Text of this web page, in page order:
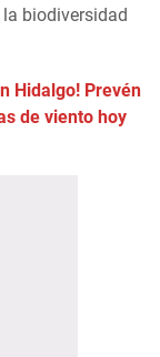
biodiversidad
Hidalgo! Prevén
de viento hoy